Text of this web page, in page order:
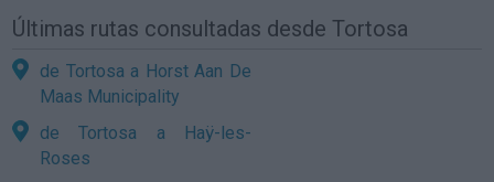
Últimas rutas consultadas desde Tortosa
de Tortosa a Horst Aan De
Maas Municipality
de Tortosa a Haÿ-les-
Roses